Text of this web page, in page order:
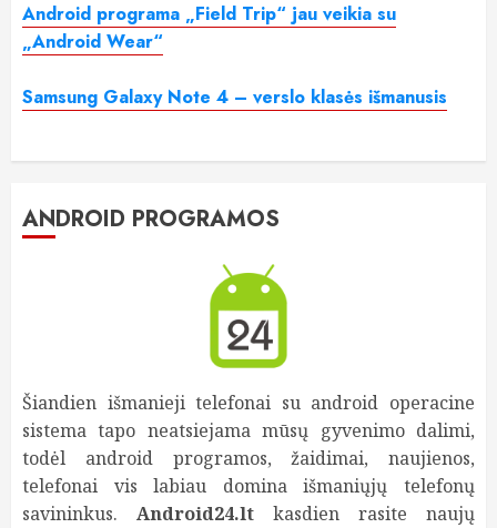
Android programa „Field Trip“ jau veikia su
„Android Wear“
Samsung Galaxy Note 4 – verslo klasės išmanusis
ANDROID PROGRAMOS
Šiandien išmanieji telefonai su android operacine
sistema tapo neatsiejama mūsų gyvenimo dalimi,
todėl android programos, žaidimai, naujienos,
telefonai vis labiau domina išmaniųjų telefonų
savininkus. Android24.lt kasdien rasite naujų